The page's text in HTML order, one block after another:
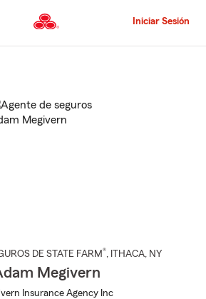
al
principal
Iniciar Sesión
DE STATE FARM®, ITHACA, NY
Megivern
Insurance Agency Inc